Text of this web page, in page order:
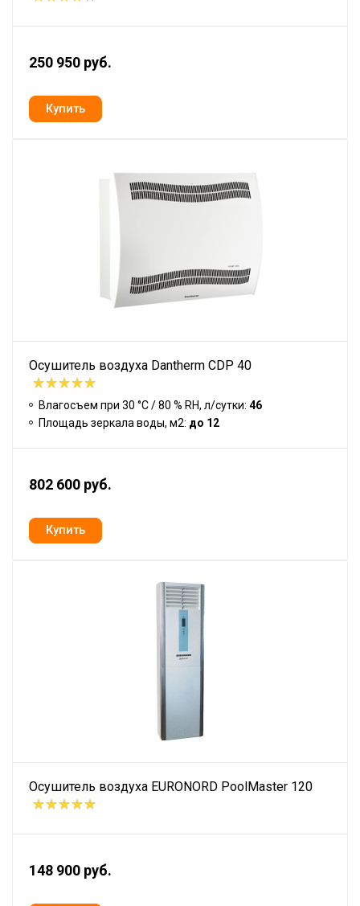
250 950 руб.
Осушитель воздуха Dantherm CDP 40
Влагосъем при 30 °С / 80 % RH, л/сутки: 46
Площадь зеркала воды, м2: до 12
802 600 руб.
Осушитель воздуха EURONORD PoolMaster 120
148 900 руб.